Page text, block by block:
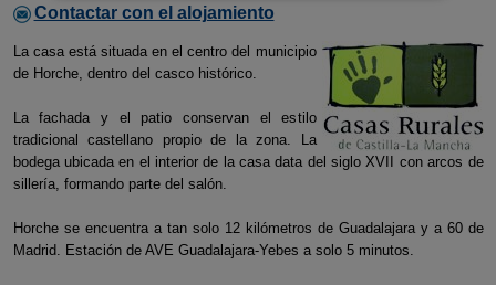
Contactar con el alojamiento
La casa está situada en el centro del municipio
de Horche, dentro del casco histórico.
La fachada y el patio conservan el estilo
tradicional castellano propio de la zona. La
bodega ubicada en el interior de la casa data del siglo XVII con arcos de
sillería, formando parte del salón.
Horche se encuentra a tan solo 12 kilómetros de Guadalajara y a 60 de
Madrid. Estación de AVE Guadalajara-Yebes a solo 5 minutos.